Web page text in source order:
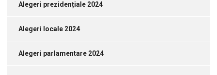
Alegeri prezidențiale 2024
Alegeri locale 2024
Alegeri parlamentare 2024